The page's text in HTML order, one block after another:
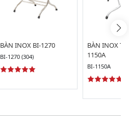
BÀN INOX BI-1270
BI-1270 (304)
BÀN INOX
1150A
BI-1150A